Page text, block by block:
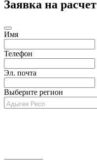
Заявка на расчет
Имя
Телефон
Эл. почта
Выберите регион